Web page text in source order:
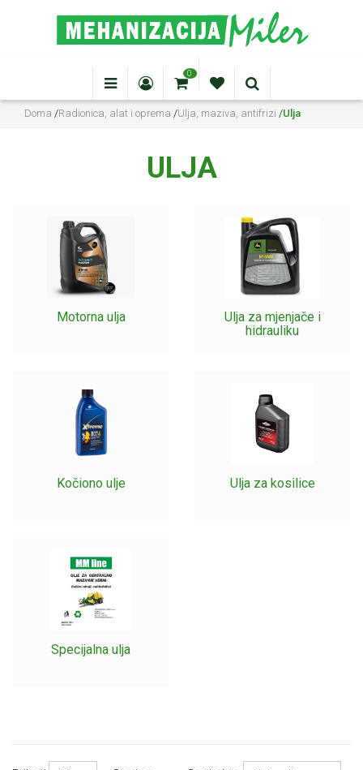
0
Doma /Radionica, alat i oprema /Ulja, maziva, antifrizi /Ulja
ULJA
Motorna ulja
Ulja za mjenjače i
hidrauliku
Kočiono ulje Ulja za kosilice
Specijalna ulja